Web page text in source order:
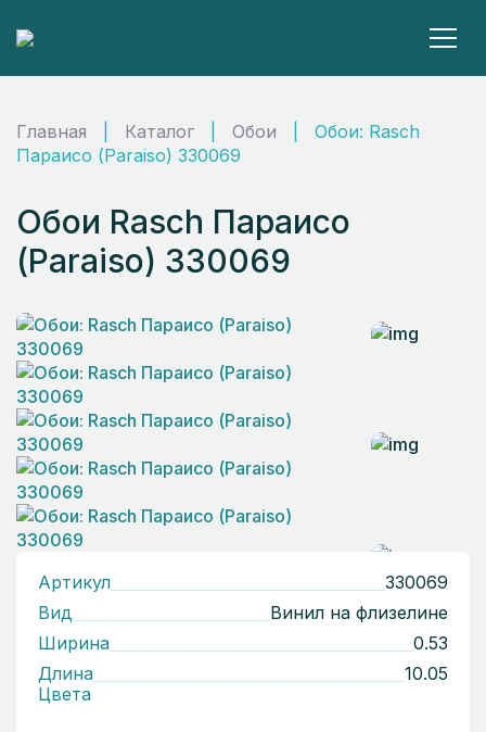
Главная Каталог Обои
Обои: Rasch
Параисо (Paraiso) 330069
Обои Rasch Параисо
(Paraiso) 330069
Артикул
330069
Вид
Винил на флизелине
Ширина
0.53
Длина
10.05
Цвета